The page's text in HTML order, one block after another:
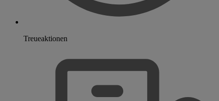
Treueaktionen